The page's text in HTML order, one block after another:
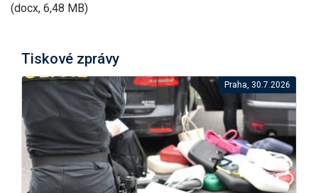
(docx, 6,48 MB)
Tiskové zprávy
Praha, 30.7.2026